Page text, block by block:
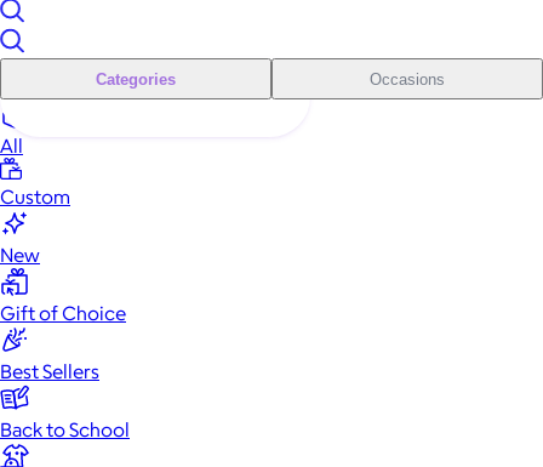
Categories Occasions
All
Custom
New
Gift of Choice
Best Sellers
Back to School